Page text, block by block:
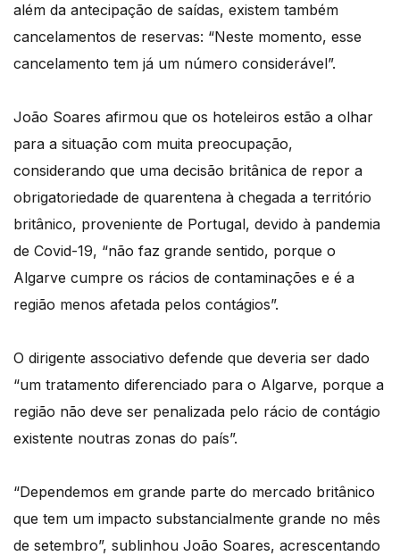
além da antecipação de saídas, existem também
cancelamentos de reservas: “Neste momento, esse
cancelamento tem já um número considerável”.
João Soares afirmou que os hoteleiros estão a olhar
para a situação com muita preocupação,
considerando que uma decisão britânica de repor a
obrigatoriedade de quarentena à chegada a território
britânico, proveniente de Portugal, devido à pandemia
de Covid-19, “não faz grande sentido, porque o
Algarve cumpre os rácios de contaminações e é a
região menos afetada pelos contágios”.
O dirigente associativo defende que deveria ser dado
“um tratamento diferenciado para o Algarve, porque a
região não deve ser penalizada pelo rácio de contágio
existente noutras zonas do país”.
“Dependemos em grande parte do mercado britânico
que tem um impacto substancialmente grande no mês
de setembro”, sublinhou João Soares, acrescentando